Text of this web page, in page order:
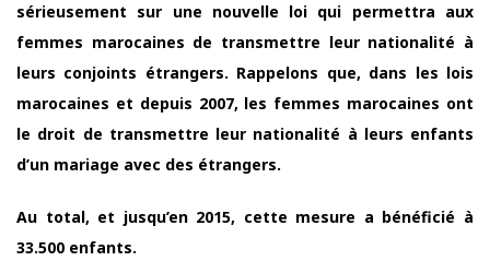
sérieusement sur une nouvelle loi qui permettra aux
femmes marocaines de transmettre leur nationalité à
leurs conjoints étrangers. Rappelons que, dans les lois
marocaines et depuis 2007, les femmes marocaines ont
le droit de transmettre leur nationalité à leurs enfants
d’un mariage avec des étrangers.
Au total, et jusqu’en 2015, cette mesure a bénéficié à
33.500 enfants.